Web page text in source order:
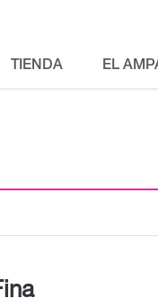
TIENDA EL